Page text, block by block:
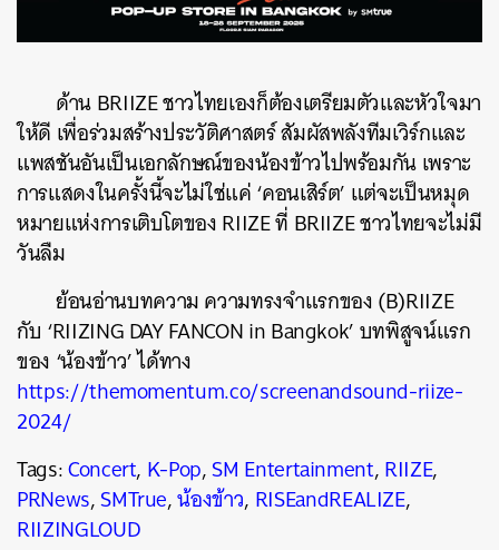
ด้าน BRIIZE ชาวไทยเองก็ต้องเตรียมตัวและหัวใจมา
ให้ดี เพื่อร่วมสร้างประวัติศาสตร์ สัมผัสพลังทีมเวิร์กและ
แพสชันอันเป็นเอกลักษณ์ของน้องข้าวไปพร้อมกัน เพราะ
การแสดงในครั้งนี้จะไม่ใช่แค่ ‘คอนเสิร์ต’ แต่จะเป็นหมุด
หมายแห่งการเติบโตของ RIIZE ที่ BRIIZE ชาวไทยจะไม่มี
วันลืม
ย้อนอ่านบทความ ความทรงจำแรกของ (B)RIIZE
กับ ‘RIIZING DAY FANCON in Bangkok’ บทพิสูจน์แรก
ของ ‘น้องข้าว’ ได้ทาง
https://themomentum.co/screenandsound-riize-
2024/
Tags:Concert, K-Pop,SM Entertainment,RIIZE,
PRNews,SMTrue,น้องข้าว, RISEandREALIZE,
RIIZINGLOUD